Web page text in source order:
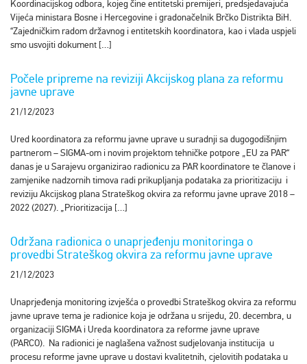
Koordinacijskog odbora, kojeg čine entitetski premijeri, predsjedavajuća
Vijeća ministara Bosne i Hercegovine i gradonačelnik Brčko Distrikta BiH.
“Zajedničkim radom državnog i entitetskih koordinatora, kao i vlada uspjeli
smo usvojiti dokument […]
Počele pripreme na reviziji Akcijskog plana za reformu
javne uprave
21/12/2023
Ured koordinatora za reformu javne uprave u suradnji sa dugogodišnjim
partnerom – SIGMA-om i novim projektom tehničke potpore „EU za PAR“
danas je u Sarajevu organizirao radionicu za PAR koordinatore te članove i
zamjenike nadzornih timova radi prikupljanja podataka za prioritizaciju i
reviziju Akcijskog plana Strateškog okvira za reformu javne uprave 2018 –
2022 (2027). „Prioritizacija […]
Održana radionica o unaprjeđenju monitoringa o
provedbi Strateškog okvira za reformu javne uprave
21/12/2023
Unaprjeđenja monitoring izvješća o provedbi Strateškog okvira za reformu
javne uprave tema je radionice koja je održana u srijedu, 20. decembra, u
organizaciji SIGMA i Ureda koordinatora za reforme javne uprave
(PARCO). Na radionici je naglašena važnost sudjelovanja institucija u
procesu reforme javne uprave u dostavi kvalitetnih, cjelovitih podataka u